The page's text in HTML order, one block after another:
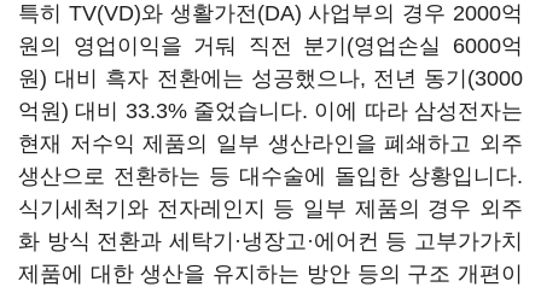
특히 TV(VD)와 생활가전(DA) 사업부의 경우 2000억
원의 영업이익을 거둬 직전 분기 (영업손실 6000억
원) 대비 흑자 전환에는 성공했으나, 전년 동기 (3000
억원) 대비 33.3% 줄었습니다. 이에 따라 삼성전자는
현재 저수익 제품의 일부 생산라인을 폐쇄하고 외주
생산으로 전환하는 등 대수술에 돌입한 상황입니다.
식기세척기와 전자레인지 등 일부 제품의 경우 외주
화 방식 전환과 세탁기·냉장고·에어컨 등 고부가가치
제품에 대한 생산을 유지하는 방안 등의 구조 개편이